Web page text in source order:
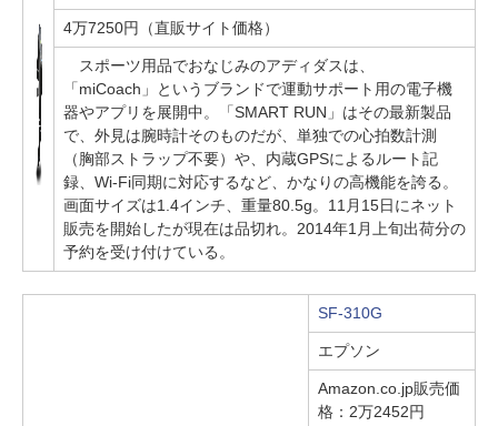
4万7250円（直販サイト価格）
スポーツ用品でおなじみのアディダスは、
「miCoach」というブランドで運動サポート用の電子機
器やアプリを展開中。「SMART RUN」はその最新製品
で、外見は腕時計そのものだが、単独での心拍数計測
（胸部ストラップ不要）や、内蔵GPSによるルート記
録、Wi-Fi同期に対応するなど、かなりの高機能を誇る。
画面サイズは1.4インチ、重量80.5g。11月15日にネット
販売を開始したが現在は品切れ。2014年1月上旬出荷分の
予約を受け付けている。
SF-310G
エプソン
Amazon.co.jp販売価
格：2万2452円